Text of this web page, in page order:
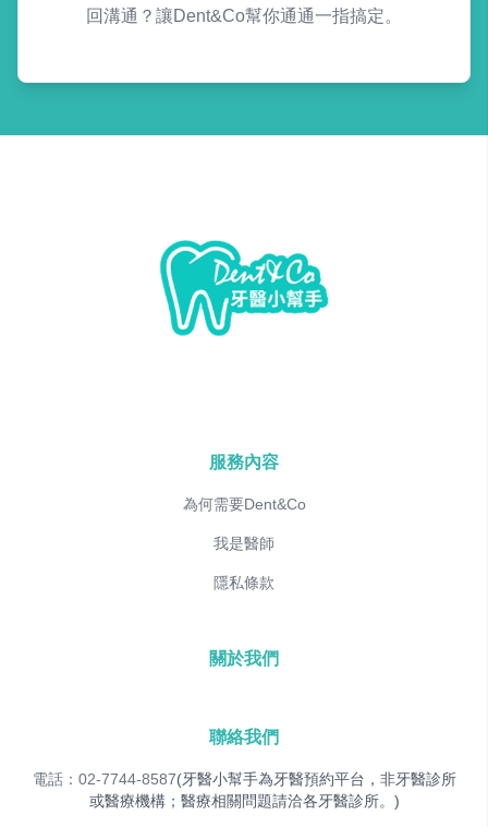
回溝通？讓Dent&Co幫你通通一指搞定。
服務內容
為何需要Dent&Co
我是醫師
隱私條款
關於我們
聯絡我們
電話：02-7744-8587(牙醫小幫手為牙醫預約平台，非牙醫診所
或醫療機構；醫療相關問題請洽各牙醫診所。)